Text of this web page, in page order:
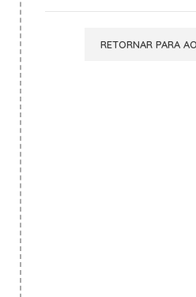
RETORNAR PARA